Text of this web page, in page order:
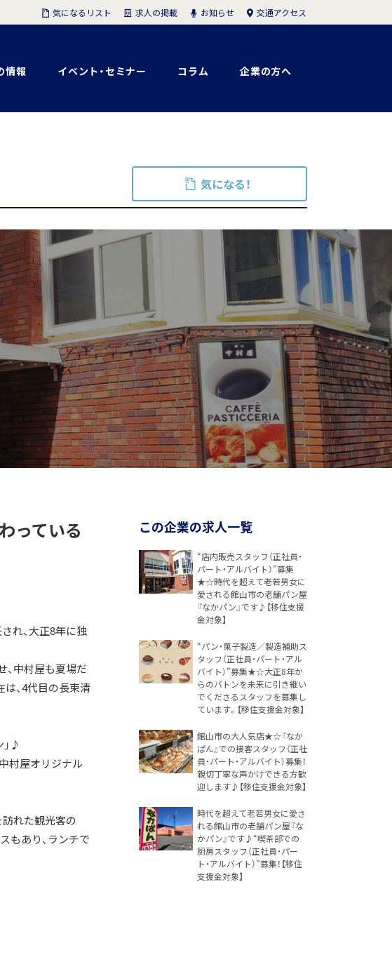
情報 イベント・セミナー コラム 企業の方へ
気になるリスト 求人の掲載 お知らせ 交通アクセス
気になる！
っている
れ、大正8年に独
、中村屋も夏場だ
、4代目の長束清
♪
村屋オリジナル
訪れた観光客の
もあり、ランチで
この企業の求人一覧
“店内販売スタッフ（正社員・
パート・アルバイト）”募集
★☆時代を超えて老若男女に
愛される館山市の老舗パン屋
『なかパン』です♪【移住支援
金対象】
“パン・菓子製造／製造補助ス
タッフ（正社員・パート・アル
バイト）”募集★☆大正8年か
らのバトンを未来に引き継い
でくださるスタッフを募集し
ています。【移住支援金対象】
館山市の大人気店★☆『なか
ぱん』での接客スタッフ（正社
員・パート・アルバイト）募集！
親切丁寧な声かけできる方歓
迎します♪【移住支援金対象】
時代を超えて老若男女に愛さ
れる館山市の老舗パン屋『な
かパン』です♪“喫茶部での
厨房スタッフ（正社員・パー
ト・アルバイト）”募集！【移住
支援金対象】